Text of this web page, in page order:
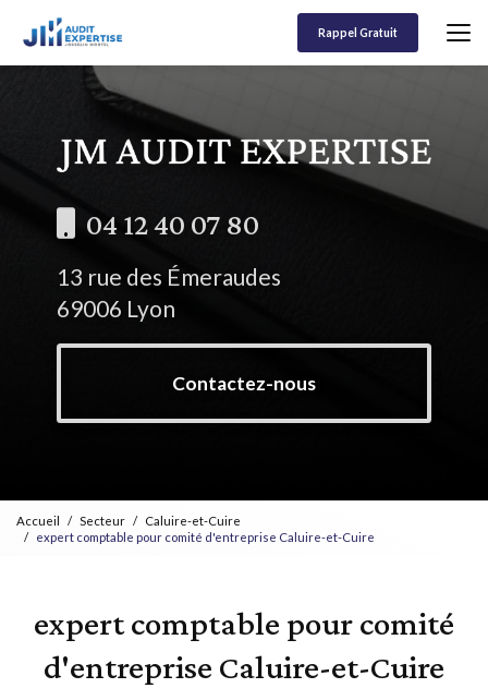
contenu
Rappel Gratuit
04 12 40 07 80
13 rue des Émeraudes
69006 Lyon
Contactez-nous
Accueil Secteur
Caluire-et-Cuire
expert comptable pour comité d'entreprise Caluire-et-Cuire
expert comptable pour comité
d'entreprise Caluire-et-Cuire